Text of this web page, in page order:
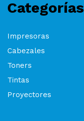
Categorías
Impresoras
Cabezales
Toners
Tintas
Proyectores